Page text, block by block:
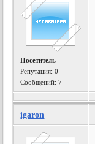
Посетитель
Репутация:0
Сообщений: 7
igaron